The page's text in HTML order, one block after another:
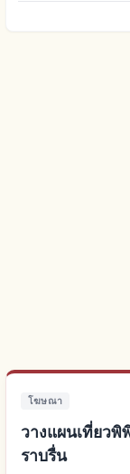
โฆษณา
วางแผนเที่ยว
ราบรื่น